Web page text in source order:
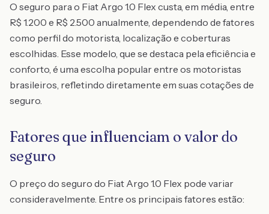
O seguro para o Fiat Argo 1.0 Flex custa, em média, entre
R$ 1.200 e R$ 2.500 anualmente, dependendo de fatores
como perfil do motorista, localização e coberturas
escolhidas. Esse modelo, que se destaca pela eficiência e
conforto, é uma escolha popular entre os motoristas
brasileiros, refletindo diretamente em suas cotações de
seguro.
Fatores que influenciam o valor do
seguro
O preço do seguro do Fiat Argo 1.0 Flex pode variar
consideravelmente. Entre os principais fatores estão: